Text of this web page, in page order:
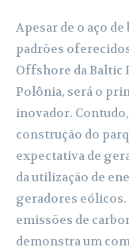
Apesar de o aço
padrões
Offshore da Baltic
Polônia, será o
inovador.
construção do
expectativa de
da utilização de
geradores eólicos.
emissões de
demonstra um